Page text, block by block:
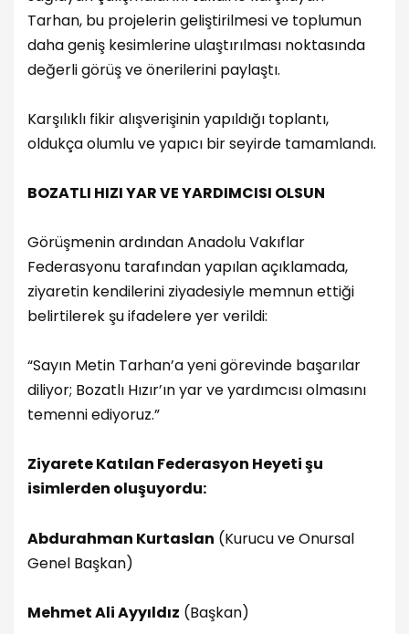
Tarhan, bu projelerin geliştirilmesi ve toplumun
daha geniş kesimlerine ulaştırılması noktasında
değerli görüş ve önerilerini paylaştı.
Karşılıklı fikir alışverişinin yapıldığı toplantı,
oldukça olumlu ve yapıcı bir seyirde tamamlandı.
BOZATLI HIZI YAR VE YARDIMCISI OLSUN
Görüşmenin ardından Anadolu Vakıflar
Federasyonu tarafından yapılan açıklamada,
ziyaretin kendilerini ziyadesiyle memnun ettiği
belirtilerek şu ifadelere yer verildi:
“Sayın Metin Tarhan’a yeni görevinde başarılar
diliyor; Bozatlı Hızır’ın yar ve yardımcısı olmasını
temenni ediyoruz.”
Ziyarete Katılan Federasyon Heyeti şu
isimlerden oluşuyordu:
Abdurahman Kurtaslan (Kurucu ve Onursal
Genel Başkan)
Mehmet Ali Ayyıldız (Başkan)